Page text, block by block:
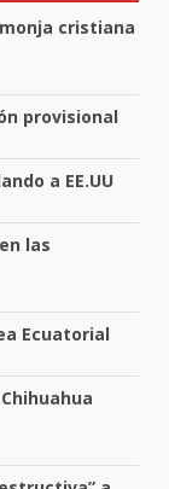
cristiana
provisional
a EE.UU
las
Ecuatorial